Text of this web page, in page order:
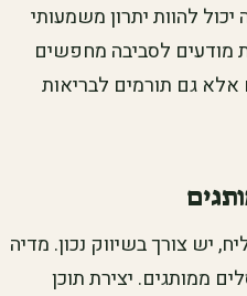
להוות יתרון משמעותי
מודעים לסביבה מחפשים
גם תורמים לבריאות
יש צורך בשיווק נכון. מדיה
ממותגים. יצירת תוכן